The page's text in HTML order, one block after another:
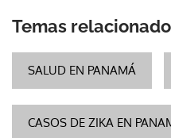
Temas
SALUD EN PANAMÁ
CASOS DE ZIKA EN